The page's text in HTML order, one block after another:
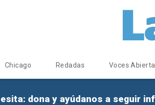
Chicago Redadas Voces
dona y ayúdanos a seguir